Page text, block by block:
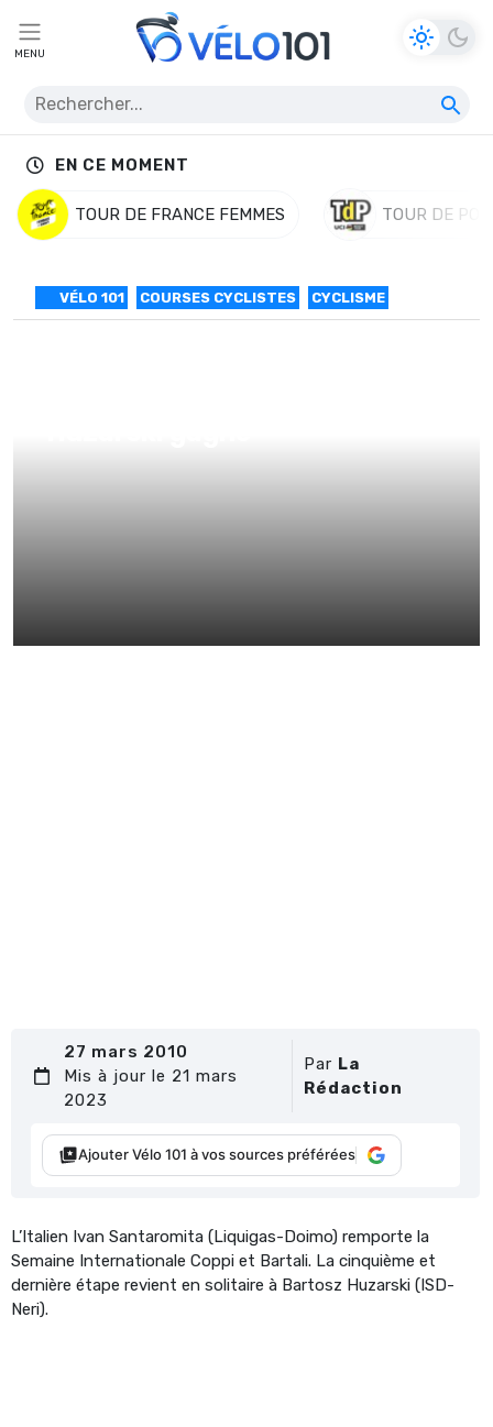
MENU
EN CE MOMENT
TOUR DE FRANCE FEMMES TOUR DE
VÉLO 101 COURSES CYCLISTES CYCLISME
27 mars 2010
Mis à jour le 21 mars
2023
Par La
Rédaction
Ajouter Vélo 101 à vos sources préférées
L’Italien Ivan Santaromita (Liquigas-Doimo) remporte la
Semaine Internationale Coppi et Bartali. La cinquième et
dernière étape revient en solitaire à Bartosz Huzarski (ISD-
Neri).